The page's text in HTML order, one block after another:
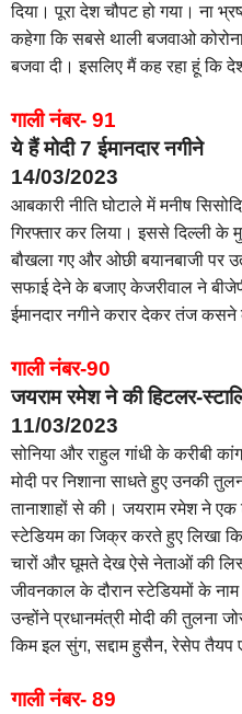
दिया। पूरा देश चौपट हो गया। ना
कहेगा कि सबसे थाली बजवाओ
बजवा दी। इसलिए मैं कह रहा हूं कि
गाली नंबर- 91
ये हैं मोदी 7 ईमानदार नगीने
14/03/2023
आबकारी नीति घोटाले में मनीष
गिरफ्तार कर लिया। इससे दिल्ली के
बौखला गए और ओछी बयानबाजी पर
सफाई देने के बजाए केजरीवाल ने
ईमानदार नगीने करार देकर तंज कसने
गाली नंबर-90
जयराम रमेश ने की हिटलर-
11/03/2023
सोनिया और राहुल गांधी के करीबी
मोदी पर निशाना साधते हुए उनकी
तानाशाहों से की। जयराम रमेश ने एक
स्टेडियम का जिक्र करते हुए लिखा
चारों और घूमते देख ऐसे नेताओं की
जीवनकाल के दौरान स्टेडियमों के
उन्होंने प्रधानमंत्री मोदी की तुलना
किम इल सुंग, सद्दाम हुसैन, रेसेप तैयप
गाली नंबर- 89